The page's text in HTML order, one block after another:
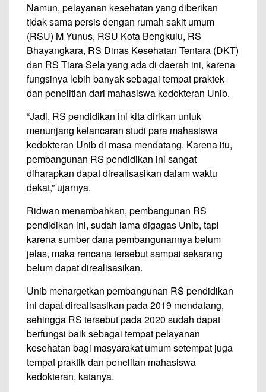
Namun, pelayanan kesehatan yang diberikan
tidak sama persis dengan rumah sakit umum
(RSU) M Yunus, RSU Kota Bengkulu, RS
Bhayangkara, RS Dinas Kesehatan Tentara (DKT)
dan RS Tiara Sela yang ada di daerah ini, karena
fungsinya lebih banyak sebagai tempat praktek
dan penelitian dari mahasiswa kedokteran Unib.
“Jadi, RS pendidikan ini kita dirikan untuk
menunjang kelancaran studi para mahasiswa
kedokteran Unib di masa mendatang. Karena itu,
pembangunan RS pendidikan ini sangat
diharapkan dapat direalisasikan dalam waktu
dekat,” ujarnya.
Ridwan menambahkan, pembangunan RS
pendidikan ini, sudah lama digagas Unib, tapi
karena sumber dana pembangunannya belum
jelas, maka rencana tersebut sampai sekarang
belum dapat direalisasikan.
Unib menargetkan pembangunan RS pendidikan
ini dapat direalisasikan pada 2019 mendatang,
sehingga RS tersebut pada 2020 sudah dapat
berfungsi baik sebagai tempat pelayanan
kesehatan bagi masyarakat umum setempat juga
tempat praktik dan penelitan mahasiswa
kedokteran, katanya.